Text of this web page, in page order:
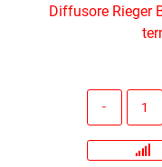
Diffusore Rieger